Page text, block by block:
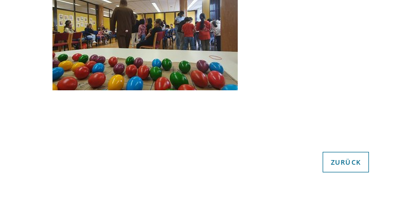
ZURÜCK